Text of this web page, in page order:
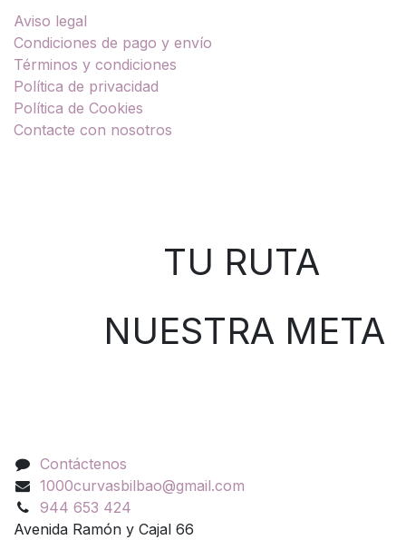
Aviso legal
Condiciones de pago y envío
Términos y condiciones
Política de privacidad
Política de Cookies
Contacte con nosotros
TU RUTA
NUESTRA META
Contáctenos
1000curvasbilbao@gmail.com
944 653 424
Avenida Ramón y Cajal 66